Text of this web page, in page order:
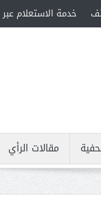
خدمة الاستعلام عبر
مقالات الرأي